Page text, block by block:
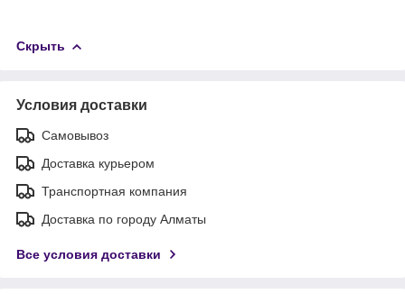
Скрыть
Условия доставки
Самовывоз
Доставка курьером
Транспортная компания
Доставка по городу Алматы
Все условия доставки